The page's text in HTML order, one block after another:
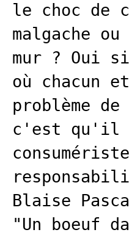
le choc de
malgache
mur ? Oui
où chacun
problème
c'est qu'il
Blaise
"Un boeuf